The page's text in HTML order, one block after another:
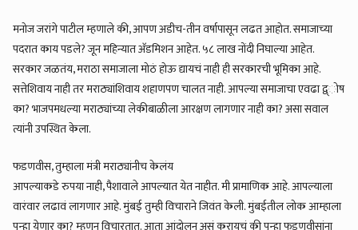
मनोज जरांगे पाटील म्हणाले की, आपण अडीच-तीन वर्षापासून लढत आहोत. समाजाच्या
पदरात काय पडले? जून महिन्यात अ‍ॅडमिशन आहेत. ५८ लाख नोंदी निघाल्या आहेत.
सरकार जळतंय, मराठा समाजाला मोठं होऊ द्यायचं नाही ही सरकारची भूमिका आहे.
सत्तेशिवाय नाही तर मराठ्यांशिवाय शहाणपण चालत नाही. आपल्या समाजाचा एवढा द्व्ोष
का? भाजपमधल्या मराठ्यांच्या लेकीबाळीला आरक्षण लागणार नाही का? असा सवाल
त्यांनी उपस्थित केला.
फडणवीस, तुम्हाला मंत्री मराठ्यांनीच केलंय
आपल्याकडे रुपया नाही, पैशावाले आपल्यात येत नाहीत. मी प्रामाणिक आहे. आपल्याला
वारंवार लढावं लागणार आहे. मुंबई तुम्ही विचाराने जिवंत केली. मुंबईतील लोक आम्हाला